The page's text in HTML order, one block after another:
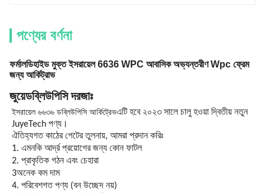
পণ্যের বর্ণনা
ফর্মালডিহাইড মুক্ত ইসরায়েল 6636 WPC আবাসিক অভ্যন্তরীণ Wpc ফ্রেম
জন্য আর্কিট্রাভ
জুয়েডব্লিউপিসি দরজাঃ
ইসরায়েল ৬৬৩৬ ডব্লিউপিসি আর্কিট্রেভএটি হবে ২০২৩ সালে চালু হওয়া দ্বিতীয় নতুন
JuyeTech পণ্য।
ঐতিহ্যগত কাঠের গেটের তুলনায়, আমরা প্রদান করিঃ
1. এমনকি আর্দ্র প্রয়োগের জন্য কোন ফাটল
2. প্রাকৃতিক গঠন এবং চেহারা
3অনেক কম দাম
4. পরিবেশগত পণ্য (বন উচ্ছেদ নয়)